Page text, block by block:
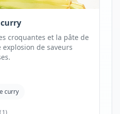
croquantes et la pâte de
de saveurs
curry